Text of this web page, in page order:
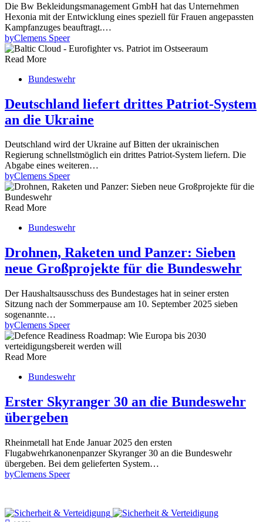
Die Bw Bekleidungsmanagement GmbH hat das Unternehmen
Hexonia mit der Entwicklung eines speziell für Frauen angepassten
Kampfanzuges beauftragt.…
byClemens Speer
Read More
Bundeswehr
Deutschland liefert drittes Patriot-System
an die Ukraine
Deutschland wird der Ukraine auf Bitten der ukrainischen
Regierung schnellstmöglich ein drittes Patriot-System liefern. Die
Abgabe eines weiteren…
byClemens Speer
Read More
Bundeswehr
Drohnen, Raketen und Panzer: Sieben
neue Großprojekte für die Bundeswehr
Der Haushaltsausschuss des Bundestages hat in seiner ersten
Sitzung nach der Sommerpause am 10. September 2025 sieben
sogenannte…
byClemens Speer
Read More
Bundeswehr
Erster Skyranger 30 an die Bundeswehr
übergeben
Rheinmetall hat Ende Januar 2025 den ersten
Flugabwehrkanonenpanzer Skyranger 30 an die Bundeswehr
übergeben. Bei dem gelieferten System…
byClemens Speer